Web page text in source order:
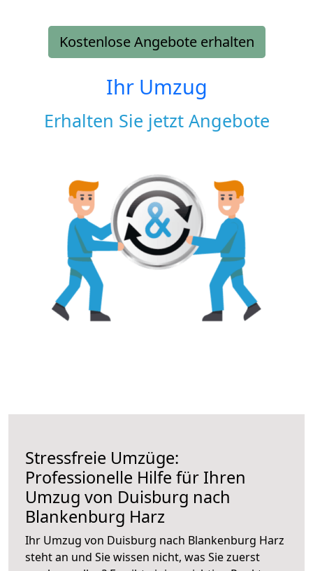
Kostenlose Angebote erhalten
Ihr Umzug
Erhalten Sie jetzt Angebote
Stressfreie Umzüge:
Professionelle Hilfe für Ihren
Umzug von Duisburg nach
Blankenburg Harz
Ihr Umzug von Duisburg nach Blankenburg Harz
steht an und Sie wissen nicht, was Sie zuerst